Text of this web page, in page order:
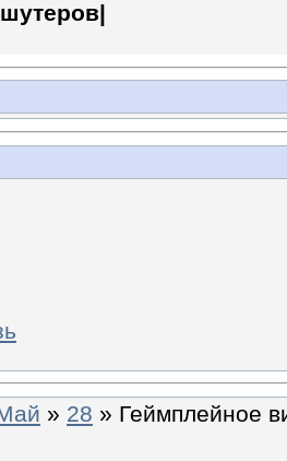
» 28 » Геймплейное